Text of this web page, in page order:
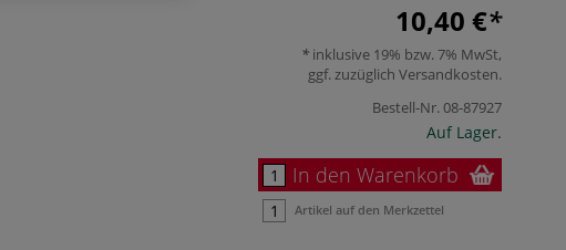
10,40 €
inklusive 19% bzw. 7% MwSt,
ggf. zuzüglich Versandkosten.
Bestell-Nr.08-87927
Auf Lager.
In den Warenkorb
Artikel auf den Merkzettel